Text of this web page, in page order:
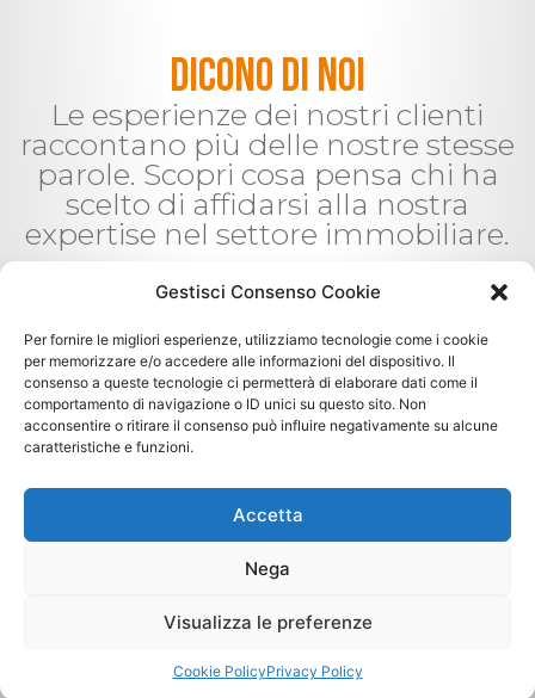
Gestisci Consenso Cookie
Per fornire le migliori esperienze, utilizziamo tecnologie come i cookie
per memorizzare e/o accedere alle informazioni del dispositivo. Il
consenso a queste tecnologie ci permetterà di elaborare dati come il
comportamento di navigazione o ID unici su questo sito. Non
acconsentire o ritirare il consenso può influire negativamente su alcune
caratteristiche e funzioni.
Accetta
Nega
Visualizza le preferenze
Cookie PolicyPrivacy Policy
DICONO DI NOI
Le esperienze dei nostri clienti
raccontano più delle nostre stesse
parole. Scopri cosa pensa chi ha
scelto di affidarsi alla nostra
expertise nel settore immobiliare.
e
Giampiera Di Filippo
 
Un'agenzia immobiliare veramente
eccellente. Giovanni che si è occupato
sia della vendita della mia casa che
dell'acquisto di una nuova è un
consulente professionalmente
Giulia e tutto lo staff. Consiglio
per